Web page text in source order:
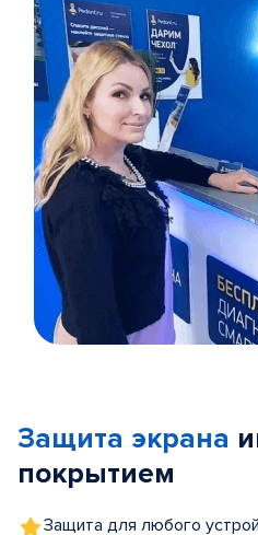
5
Защита экрана
покрытием
Защита для любого